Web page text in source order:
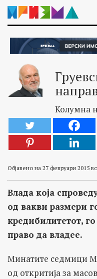
Колумна
Објавено на 27 февруари 2015
Влада која
од вакви размери
кредибилитетот,
право да владее.
Минатите седмици
од откритија за